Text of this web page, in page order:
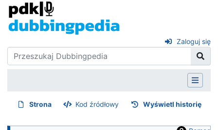
Zaloguj się
Strona Kod źródłowy Wyświetl historię